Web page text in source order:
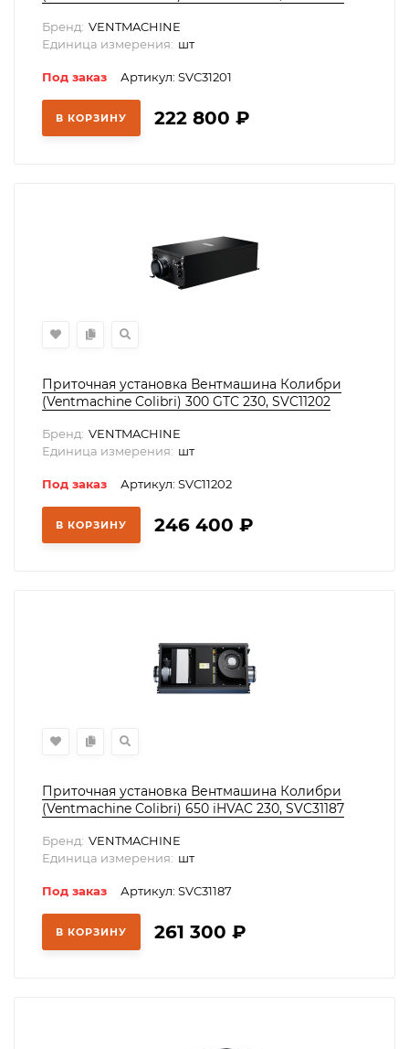
Бренд: VENTMACHINE
Единица измерения: шт
Под заказ Артикул: SVC31201
В КОРЗИНУ 222 800 ₽
Приточная установка Вентмашина Колибри
(Ventmachine Colibri) 300 GTC 230, SVC11202
Бренд: VENTMACHINE
Единица измерения: шт
Под заказ Артикул: SVC11202
В КОРЗИНУ 246 400 ₽
Приточная установка Вентмашина Колибри
(Ventmachine Colibri) 650 iHVAC 230, SVC31187
Бренд: VENTMACHINE
Единица измерения: шт
Под заказ Артикул: SVC31187
В КОРЗИНУ 261 300 ₽